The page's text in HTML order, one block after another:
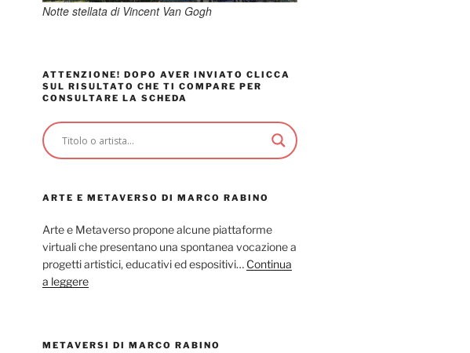
Notte stellata di Vincent Van Gogh
ATTENZIONE! DOPO AVER INVIATO CLICCA
SUL RISULTATO CHE TI COMPARE PER
CONSULTARE LA SCHEDA
ARTE E METAVERSO DI MARCO RABINO
Arte e Metaverso propone alcune piattaforme
virtuali che presentano una spontanea vocazione a
progetti artistici, educativi ed espositivi… Continua
a leggere
METAVERSI DI MARCO RABINO